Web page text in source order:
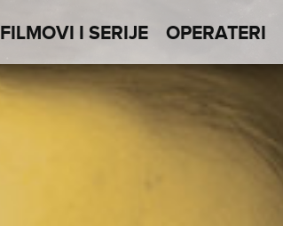
FILMOVI I SERIJE OPERATERI